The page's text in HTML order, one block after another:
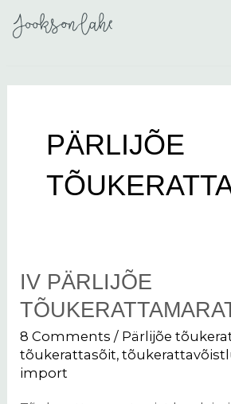
Skip
to
PÄRLIJÕE
IV PÄRLIJÕE
8 Comments / Pärlijõe
tõukerattasõit,
import
IV
Pärlijõe
tõukerattamaraton